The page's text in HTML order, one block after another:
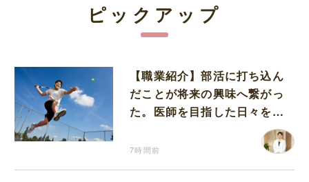
ピックアップ
【職業紹介】部活に打ち込ん
だことが将来の興味へ繋がっ
た。医師を目指した日々を振
7時間前